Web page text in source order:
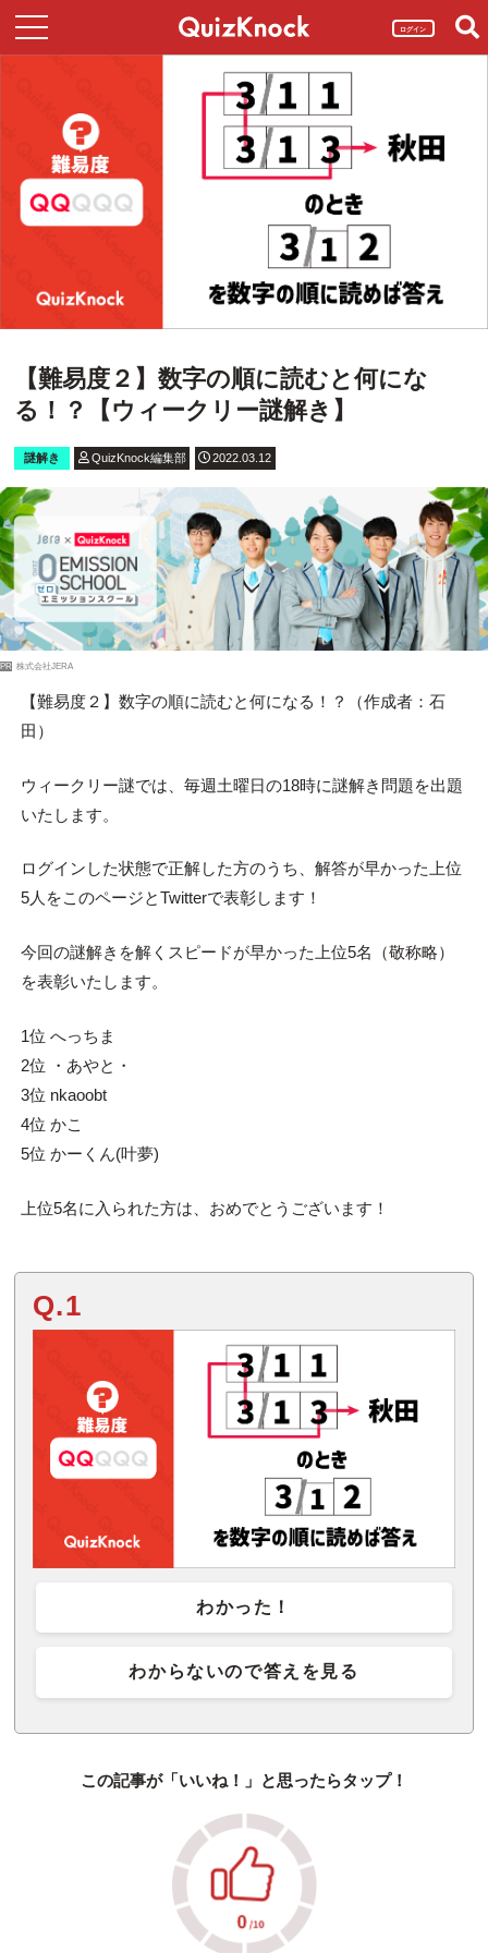
ログイン
【難易度２】数字の順に読むと何にな
る！？【ウィークリー謎解き】
謎解き QuizKnock編集部 2022.03.12
PR 株式会社JERA
【難易度２】数字の順に読むと何になる！？（作成者：石
田）
ウィークリー謎では、毎週土曜日の18時に謎解き問題を出題
いたします。
ログインした状態で正解した方のうち、解答が早かった上位
5人をこのページとTwitterで表彰します！
今回の謎解きを解くスピードが早かった上位5名（敬称略）
を表彰いたします。
1位 へっちま
2位 ・あやと・
3位 nkaoobt
4位 かこ
5位 かーくん(叶夢)
上位5名に入られた方は、おめでとうございます！
Q.1
わかった！
わからないので答えを見る
この記事が「いいね！」と思ったらタップ！